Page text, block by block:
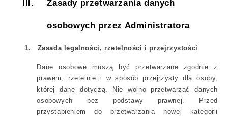
III. Zasady przetwarzania danych
osobowych przez Administratora
1. Zasada legalności, rzetelności i przejrzystości
Dane osobowe muszą być przetwarzane zgodnie z
prawem, rzetelnie i w sposób przejrzysty dla osoby,
której dane dotyczą. Nie wolno przetwarzać danych
osobowych bez podstawy prawnej. Przed
przystąpieniem do przetwarzania nowej kategorii